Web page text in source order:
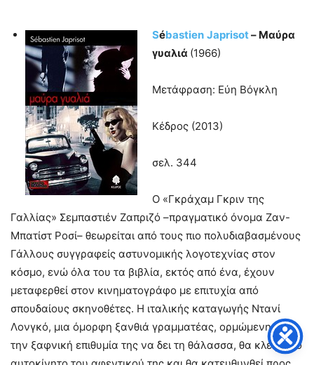
Sébastien Japrisot– Μαύρα
γυαλιά (1966)
Μετάφραση: Εύη Βόγκλη
Κέδρος (2013)
σελ. 344
Ο «Γκράχαμ Γκριν της
Γαλλίας» Σεμπαστιέν Ζαπριζό –πραγματικό όνομα Ζαν-
Μπατίστ Ροσί– θεωρείται από τους πιο πολυδιαβασμένους
Γάλλους συγγραφείς αστυνομικής λογοτεχνίας στον
κόσμο, ενώ όλα του τα βιβλία, εκτός από ένα, έχουν
μεταφερθεί στον κινηματογράφο με επιτυχία από
σπουδαίους σκηνοθέτες. Η ιταλικής καταγωγής Ντανί
Λονγκό, μια όμορφη ξανθιά γραμματέας, ορμώμενη από
την ξαφνική επιθυμία της να δει τη θάλασσα, θα κλέψει το